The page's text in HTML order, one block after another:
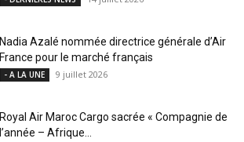
Nadia Azalé nommée directrice générale d’Air
France pour le marché français
- A LA UNE 9 juillet 2026
Royal Air Maroc Cargo sacrée « Compagnie de
l’année – Afrique...